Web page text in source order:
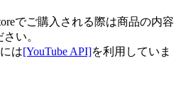
でご購入される際は商品の内容
い。
は[YouTube API]を利用していま